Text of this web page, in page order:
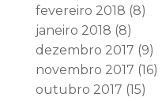
fevereiro 2018 (8)
janeiro 2018 (8)
dezembro 2017 (9)
novembro 2017 (16)
outubro 2017 (15)